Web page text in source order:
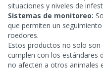
situaciones y niveles de
Sistemas de monitoreo:
que permiten un
roedores.
Estos productos no solo
cumplen con los estándares
no afecten a otros animales